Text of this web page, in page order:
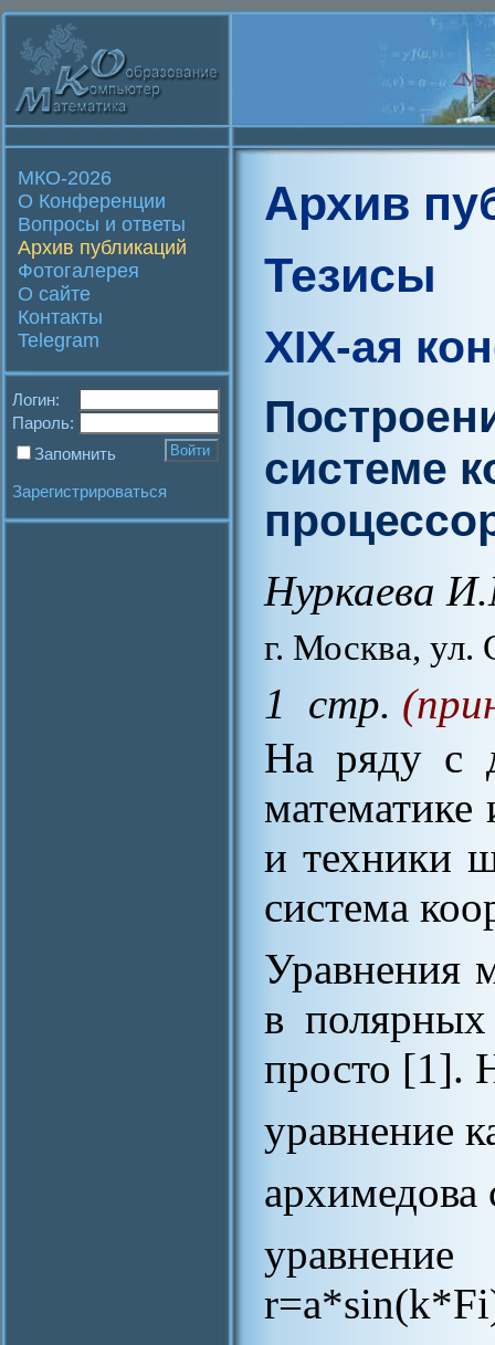
МКО-2026
О Конференции
Вопросы и ответы
Архив публикаций
Фотогалерея
О сайте
Контакты
Telegram
Логин:
Пароль:
Запомнить
Зарегистрироваться
Архив
Тезисы
XIX-ая
системе
Нуркаева
г. Москва, ул.
1 стр.
На ряду с
математике
и техники
система
Уравнения
в полярных
просто [1].
уравнение